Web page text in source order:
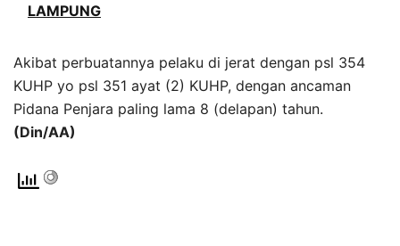
LAMPUNG
Akibat perbuatannya pelaku di jerat dengan psl 354
KUHP yo psl 351 ayat (2) KUHP, dengan ancaman
Pidana Penjara paling lama 8 (delapan) tahun.
(Din/AA)